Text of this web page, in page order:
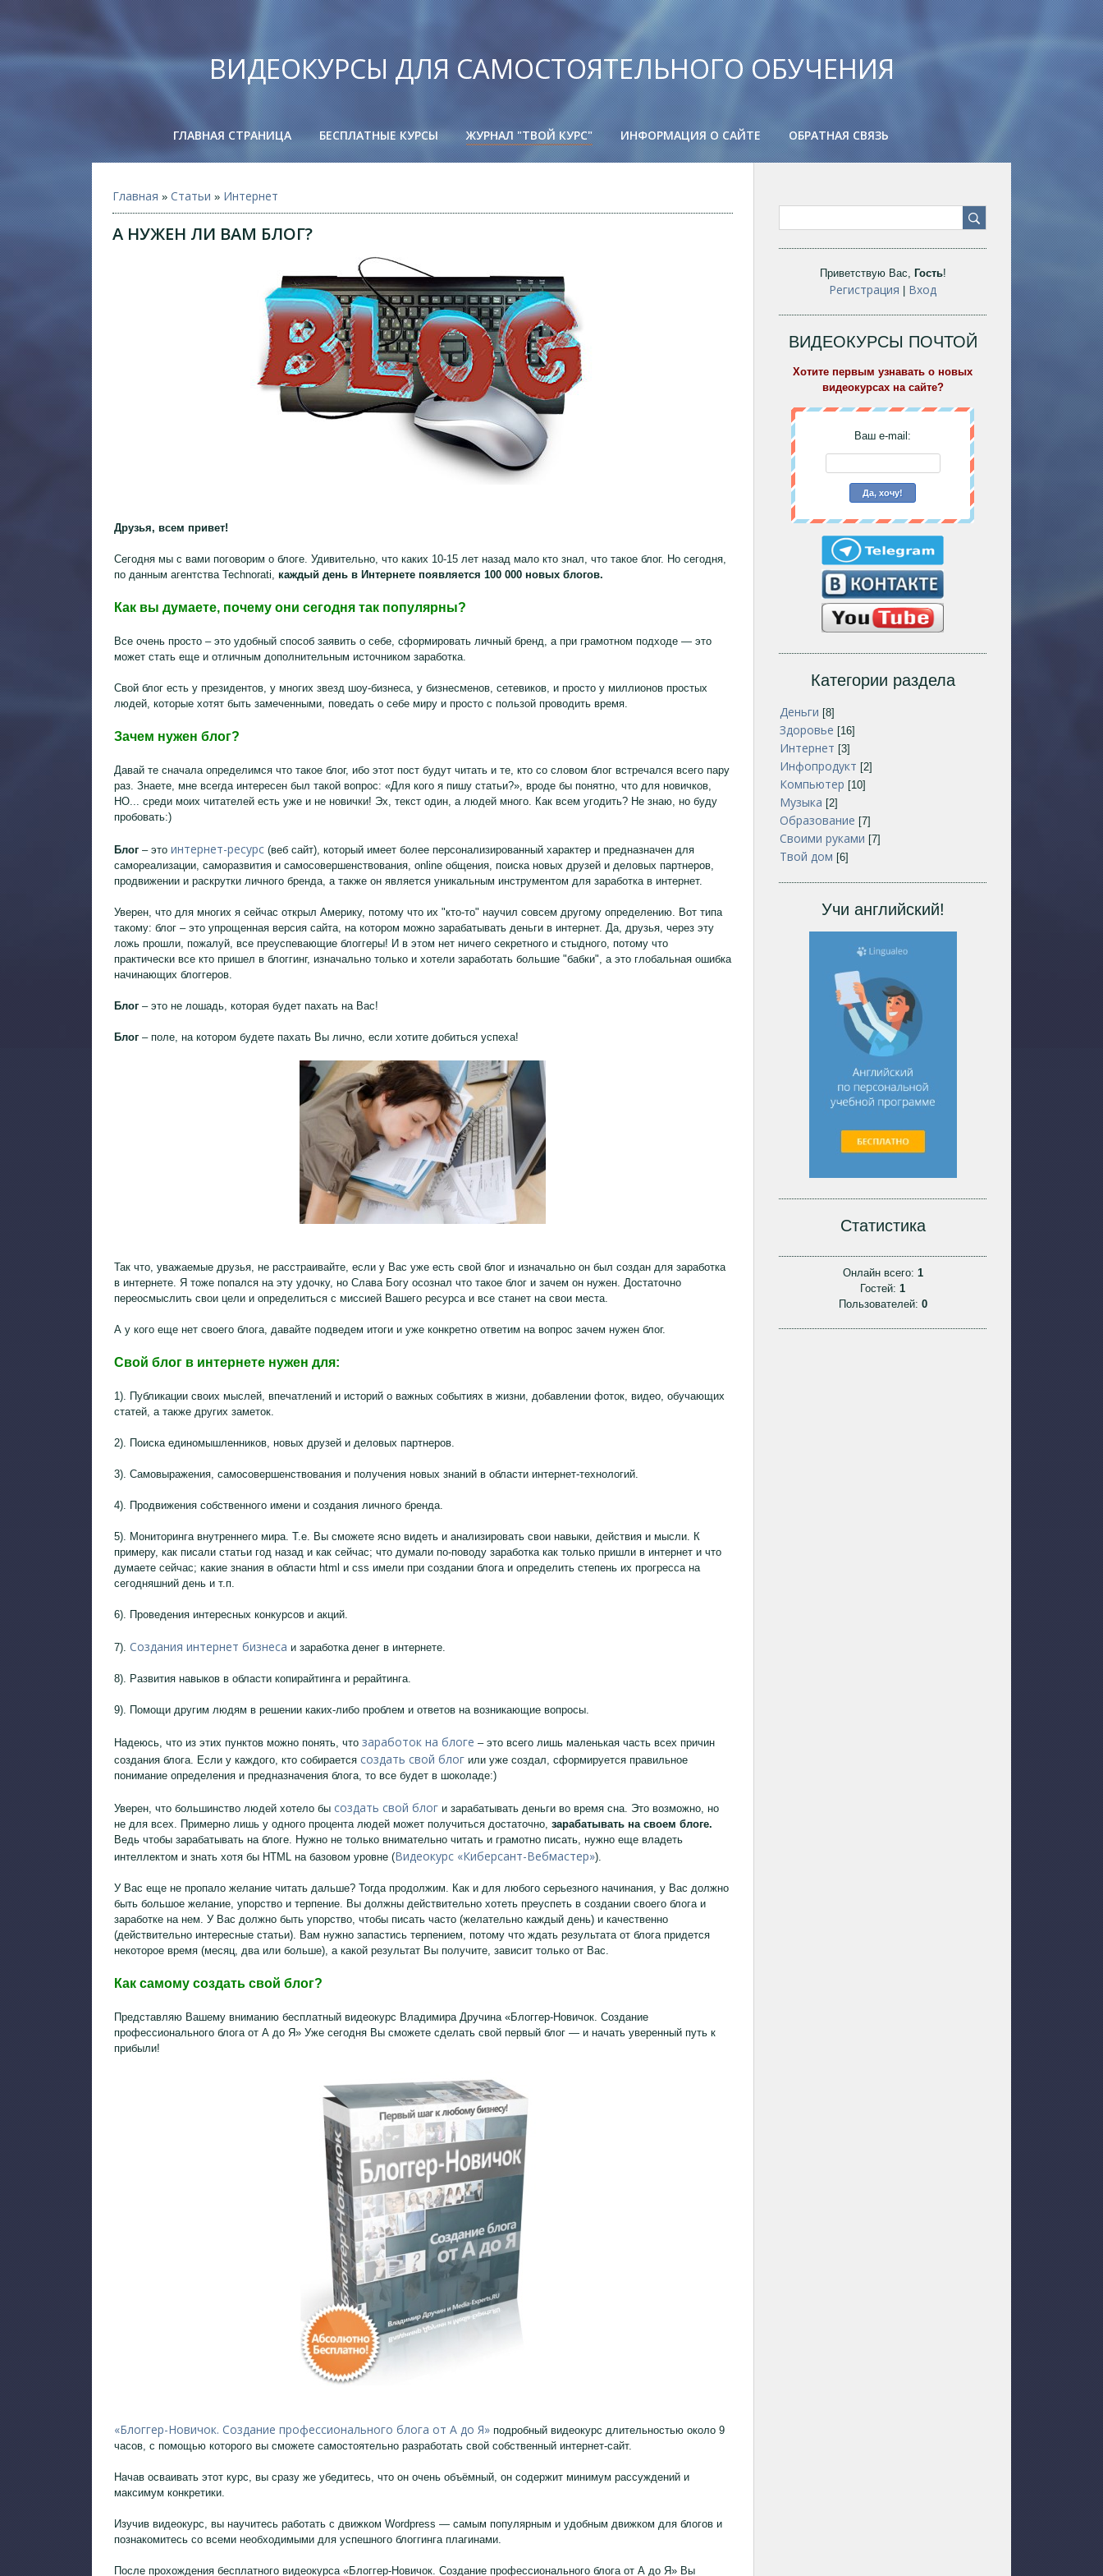
ВИДЕОКУРСЫ ДЛЯ САМОСТОЯТЕЛЬНОГО ОБУЧЕНИЯ
ГЛАВНАЯ СТРАНИЦА БЕСПЛАТНЫЕ КУРСЫ ЖУРНАЛ "ТВОЙ КУРС" ИНФОРМАЦИЯ О САЙТЕ ОБРАТНАЯ СВЯЗЬ
Главная » Статьи » Интернет
А НУЖЕН ЛИ ВАМ БЛОГ?
Друзья, всем привет!
Сегодня мы с вами поговорим о блоге. Удивительно, что каких 10-15 лет назад мало кто знал, что такое блог. Но сегодня,
по данным агентства Technorati, каждый день в Интернете появляется 100 000 новых блогов.
Как вы думаете, почему они сегодня так популярны?
Все очень просто – это удобный способ заявить о себе, сформировать личный бренд, а при грамотном подходе — это
может стать еще и отличным дополнительным источником заработка.
Свой блог есть у президентов, у многих звезд шоу-бизнеса, у бизнесменов, сетевиков, и просто у миллионов простых
людей, которые хотят быть замеченными, поведать о себе миру и просто с пользой проводить время.
Зачем нужен блог?
Давай те сначала определимся что такое блог, ибо этот пост будут читать и те, кто со словом блог встречался всего пару
раз. Знаете, мне всегда интересен был такой вопрос: «Для кого я пишу статьи?», вроде бы понятно, что для новичков,
НО... среди моих читателей есть уже и не новички! Эх, текст один, а людей много. Как всем угодить? Не знаю, но буду
пробовать:)
Блог – это интернет-ресурс (веб сайт), который имеет более персонализированный характер и предназначен для
самореализации, саморазвития и самосовершенствования, online общения, поиска новых друзей и деловых партнеров,
продвижении и раскрутки личного бренда, а также он является уникальным инструментом для заработка в интернет.
Уверен, что для многих я сейчас открыл Америку, потому что их "кто-то" научил совсем другому определению. Вот типа
такому: блог – это упрощенная версия сайта, на котором можно зарабатывать деньги в интернет. Да, друзья, через эту
ложь прошли, пожалуй, все преуспевающие блоггеры! И в этом нет ничего секретного и стыдного, потому что
практически все кто пришел в блоггинг, изначально только и хотели заработать большие "бабки", а это глобальная ошибка
начинающих блоггеров.
Блог – это не лошадь, которая будет пахать на Вас!
Блог – поле, на котором будете пахать Вы лично, если хотите добиться успеха!
Так что, уважаемые друзья, не расстраивайте, если у Вас уже есть свой блог и изначально он был создан для заработка
в интернете. Я тоже попался на эту удочку, но Слава Богу осознал что такое блог и зачем он нужен. Достаточно
переосмыслить свои цели и определиться с миссией Вашего ресурса и все станет на свои места.
А у кого еще нет своего блога, давайте подведем итоги и уже конкретно ответим на вопрос зачем нужен блог.
Свой блог в интернете нужен для:
1). Публикации своих мыслей, впечатлений и историй о важных событиях в жизни, добавлении фоток, видео, обучающих
статей, а также других заметок.
2). Поиска единомышленников, новых друзей и деловых партнеров.
3). Самовыражения, самосовершенствования и получения новых знаний в области интернет-технологий.
4). Продвижения собственного имени и создания личного бренда.
5). Мониторинга внутреннего мира. Т.е. Вы сможете ясно видеть и анализировать свои навыки, действия и мысли. К
примеру, как писали статьи год назад и как сейчас; что думали по-поводу заработка как только пришли в интернет и что
думаете сейчас; какие знания в области html и css имели при создании блога и определить степень их прогресса на
сегодняшний день и т.п.
6). Проведения интересных конкурсов и акций.
7). Создания интернет бизнеса и заработка денег в интернете.
8). Развития навыков в области копирайтинга и рерайтинга.
9). Помощи другим людям в решении каких-либо проблем и ответов на возникающие вопросы.
Надеюсь, что из этих пунктов можно понять, что заработок на блоге – это всего лишь маленькая часть всех причин
создания блога. Если у каждого, кто собирается создать свой блог или уже создал, сформируется правильное
понимание определения и предназначения блога, то все будет в шоколаде:)
Уверен, что большинство людей хотело бы создать свой блог и зарабатывать деньги во время сна. Это возможно, но
не для всех. Примерно лишь у одного процента людей может получиться достаточно, зарабатывать на своем блоге.
Ведь чтобы зарабатывать на блоге. Нужно не только внимательно читать и грамотно писать, нужно еще владеть
интеллектом и знать хотя бы HTML на базовом уровне (Видеокурс «Киберсант-Вебмастер»).
У Вас еще не пропало желание читать дальше? Тогда продолжим. Как и для любого серьезного начинания, у Вас должно
быть большое желание, упорство и терпение. Вы должны действительно хотеть преуспеть в создании своего блога и
заработке на нем. У Вас должно быть упорство, чтобы писать часто (желательно каждый день) и качественно
(действительно интересные статьи). Вам нужно запастись терпением, потому что ждать результата от блога придется
некоторое время (месяц, два или больше), а какой результат Вы получите, зависит только от Вас.
Как самому создать свой блог?
Представляю Вашему вниманию бесплатный видеокурс Владимира Дручина «Блоггер-Новичок. Создание
профессионального блога от А до Я» Уже сегодня Вы сможете сделать свой первый блог — и начать уверенный путь к
прибыли!
«Блоггер-Новичок. Создание профессионального блога от А до Я» подробный видеокурс длительностью около 9
часов, с помощью которого вы сможете самостоятельно разработать свой собственный интернет-сайт.
Начав осваивать этот курс, вы сразу же убедитесь, что он очень объёмный, он содержит минимум рассуждений и
максимум конкретики.
Изучив видеокурс, вы научитесь работать с движком Wordpress — самым популярным и удобным движком для блогов и
познакомитесь со всеми необходимыми для успешного блоггинга плагинами.
После прохождения бесплатного видеокурса «Блоггер-Новичок. Создание профессионального блога от А до Я» Вы
Приветствую Вас, Гость!
Регистрация Вход
ВИДЕОКУРСЫ ПОЧТОЙ
Хотите первым узнавать о новых
видеокурсах на сайте?
Ваш e-mail:
Категории раздела
Деньги [8]
Здоровье [16]
Интернет [3]
Инфопродукт [2]
Компьютер [10]
Музыка [2]
Образование [7]
Своими руками [7]
Твой дом [6]
Учи английский!
Статистика
Онлайн всего: 1
Гостей:1
Пользователей: 0